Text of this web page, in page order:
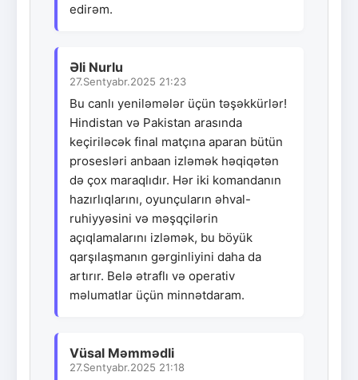
edirəm.
Əli Nurlu
27.Sentyabr.2025 21:23
Bu canlı yeniləmələr üçün təşəkkürlər!
Hindistan və Pakistan arasında
keçiriləcək final matçına aparan bütün
prosesləri anbaan izləmək həqiqətən
də çox maraqlıdır. Hər iki komandanın
hazırlıqlarını, oyunçuların əhval-
ruhiyyəsini və məşqçilərin
açıqlamalarını izləmək, bu böyük
qarşılaşmanın gərginliyini daha da
artırır. Belə ətraflı və operativ
məlumatlar üçün minnətdaram.
Vüsal Məmmədli
27.Sentyabr.2025 21:18